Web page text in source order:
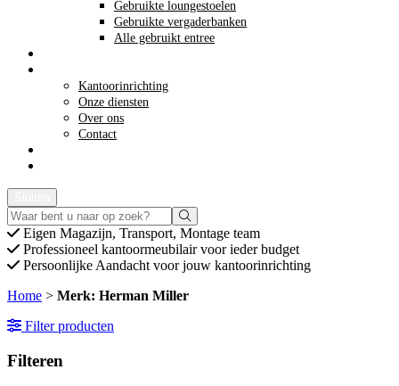
Gebruikte loungestoelen
Gebruikte vergaderbanken
Alle gebruikt entree
Kantoorinrichting
Onze diensten
Over ons
Contact
Eigen Magazijn, Transport, Montage team
Professioneel kantoormeubilair voor ieder budget
Persoonlijke Aandacht voor jouw kantoorinrichting
Home > Merk: Herman Miller
Filter producten
Filteren